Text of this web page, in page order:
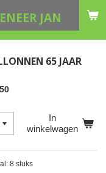
JAN
65 JAAR
In
winkelwagen
8 stuks